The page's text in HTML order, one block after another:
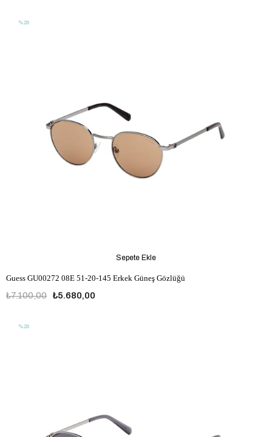
Guess GU00272 08E 51-20-145 Erkek Güneş Gözlüğü
₺5.680,00
₺7.100,00
Sepete Ekle
%20
%20